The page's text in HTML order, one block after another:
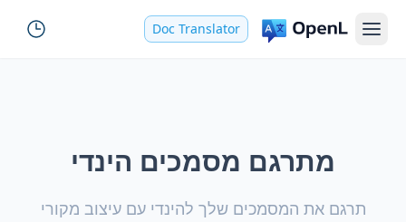
Doc Translator
מתרגם מסמכים הינדי
תרגם את המסמכים שלך להינדי עם עיצוב מקורי